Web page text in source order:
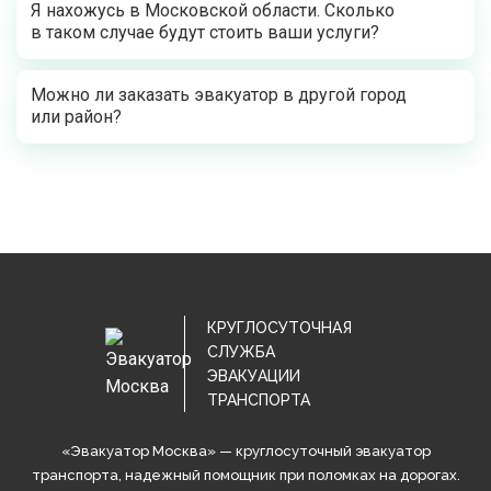
Я нахожусь в Московской области. Сколько
в таком случае будут стоить ваши услуги?
Можно ли заказать эвакуатор в другой город
или район?
КРУГЛОСУТОЧНАЯ
СЛУЖБА
ЭВАКУАЦИИ
ТРАНСПОРТА
«Эвакуатор Москва» — круглосуточный эвакуатор
транспорта, надежный помощник при поломках на дорогах.